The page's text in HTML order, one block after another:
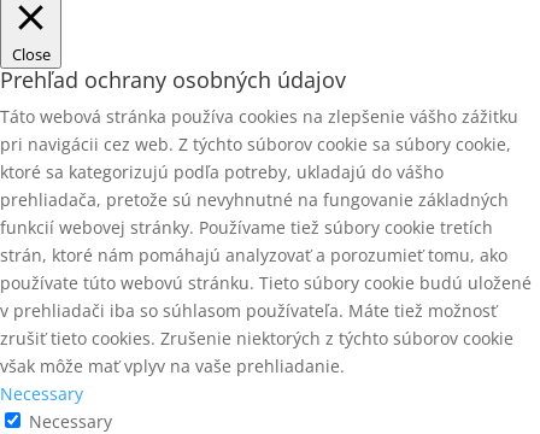
Close
Prehľad ochrany osobných údajov
Táto webová stránka používa cookies na zlepšenie vášho zážitku
pri navigácii cez web. Z týchto súborov cookie sa súbory cookie,
ktoré sa kategorizujú podľa potreby, ukladajú do vášho
prehliadača, pretože sú nevyhnutné na fungovanie základných
funkcií webovej stránky. Používame tiež súbory cookie tretích
strán, ktoré nám pomáhajú analyzovať a porozumieť tomu, ako
používate túto webovú stránku. Tieto súbory cookie budú uložené
v prehliadači iba so súhlasom používateľa. Máte tiež možnosť
zrušiť tieto cookies. Zrušenie niektorých z týchto súborov cookie
však môže mať vplyv na vaše prehliadanie.
Necessary
Necessary